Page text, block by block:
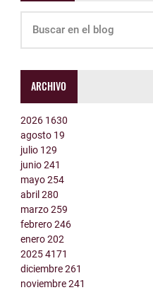
ARCHIVO
2026 1630
agosto 19
julio 129
junio241
mayo254
abril280
marzo259
febrero246
enero202
20254171
diciembre261
noviembre241